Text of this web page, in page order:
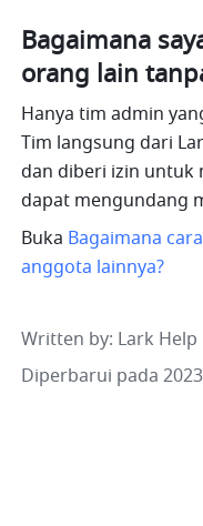
Bagaimana
orang lain
Hanya tim admin
Tim langsung dari
dan diberi izin untuk
dapat mengundang
Buka Bagaimana
anggota lainnya?
Written by: Lark
Diperbarui pada